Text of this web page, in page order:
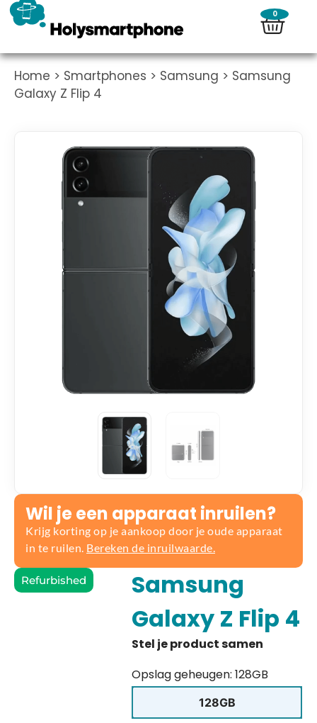
0
Home > Smartphones > Samsung > Samsung
Galaxy Z Flip 4
Wil je een apparaat inruilen?
Krijg korting op je aankoop door je oude apparaat
in te ruilen. Bereken de inruilwaarde.
Refurbished
Samsung
Galaxy Z Flip 4
Opslag geheugen: 128GB
128GB